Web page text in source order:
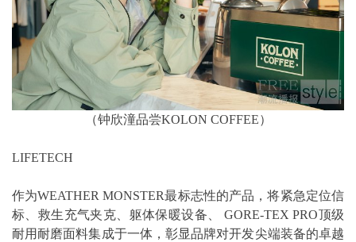
（钟欣潼品尝KOLON COFFEE）
LIFETECH
作为WEATHER MONSTER最标志性的产品，将紧急定位信
标、救生充气夹克、躯体保暖设备、 GORE-TEX PRO顶级
耐用耐磨面料集成于一体，彰显品牌对开发尖端装备的卓越